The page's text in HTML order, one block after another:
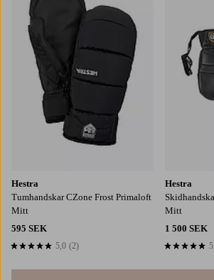
Hestra
Tumhandskar CZone Frost Primaloft
Mitt
595 SEK
5,0 baserat på 2 st betyg
5,0 (2)
Hestra
Mitt
1 500 SEK
5,0 baserat